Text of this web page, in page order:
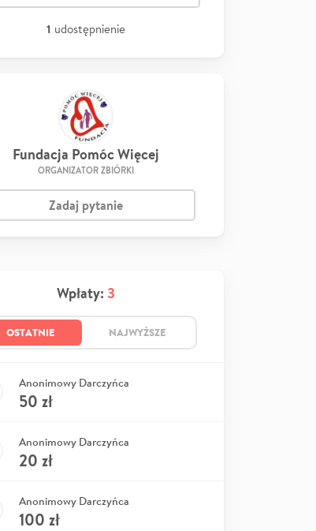
1 udostępnienie
Fundacja Pomóc Więcej
ORGANIZATOR ZBIÓRKI
Zadaj pytanie
Wpłaty: 3
OSTATNIE NAJWYŻSZE
Anonimowy Darczyńca
50 zł
Anonimowy Darczyńca
20 zł
Anonimowy Darczyńca
100 zł